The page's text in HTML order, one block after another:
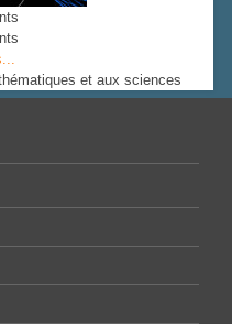
et aux sciences